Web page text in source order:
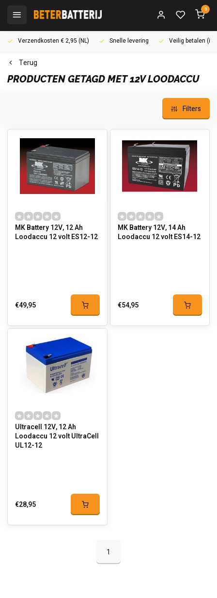
0
Verzendkosten € 2,95 (NL) Snelle levering Veilig betalen
Terug
PRODUCTEN GETAGD MET 12V LOODACCU
Filters
MK Battery 12V, 12 Ah
Loodaccu 12 volt ES12-12
€49,95
MK Battery 12V, 14 Ah
Loodaccu 12 volt ES14-12
€54,95
Ultracell 12V, 12 Ah
Loodaccu 12 volt UltraCell
UL12-12
€28,95
1